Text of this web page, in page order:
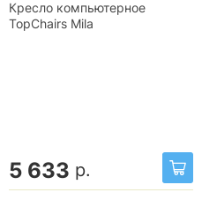
Кресло компьютерное
TopChairs Mila
5 633 р.